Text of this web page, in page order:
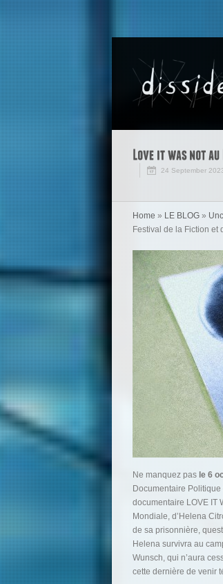
24 September
Home » LE BLOG »
Festival de la Fiction et
Ne manquez pas le 6
Documentaire
documentaire LOVE IT
Mondiale, d’Helena
de sa prisonnière,
Helena survivra au
Wunsch, qui n’aura
cette dernière de venir